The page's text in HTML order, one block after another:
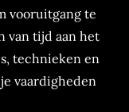
vooruitgang te
van tijd aan het
technieken en
vaardigheden